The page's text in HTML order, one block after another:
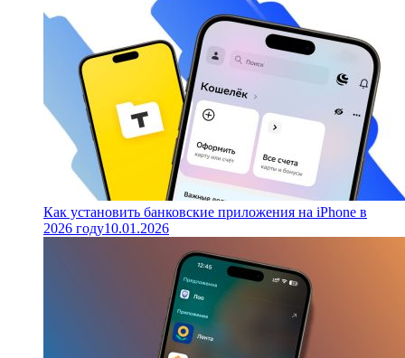
Как установить банковские приложения на iPhone в
2026 году10.01.2026